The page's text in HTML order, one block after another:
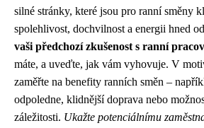
silné stránky, které jsou pro ranní směny
spolehlivost, dochvilnost a energii hned
vaši předchozí zkušenost s ranní
máte, a uveďte, jak vám vyhovuje. V
zaměřte na benefity ranních směn –
odpoledne, klidnější doprava nebo
záležitosti. Ukažte potenciálnímu